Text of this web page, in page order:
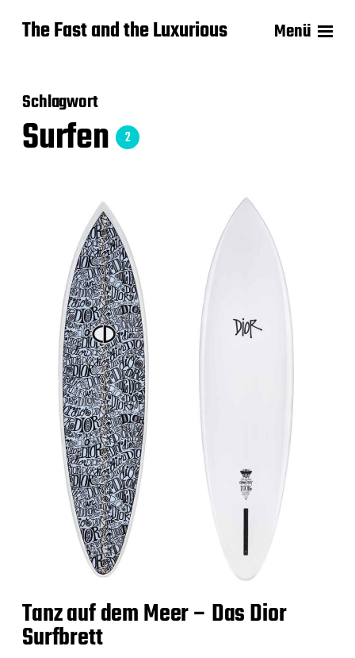
The Fast and the Luxurious Menü
Schlagwort
Surfen 2
Tanz auf dem Meer – Das Dior
Surfbrett